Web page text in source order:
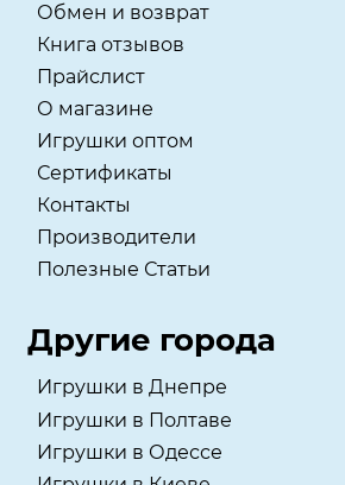
Обмен и возврат
Книга отзывов
Прайслист
О магазине
Игрушки оптом
Сертификаты
Контакты
Производители
Полезные Статьи
Другие города
Игрушки в Днепре
Игрушки в Полтаве
Игрушки в Одессе